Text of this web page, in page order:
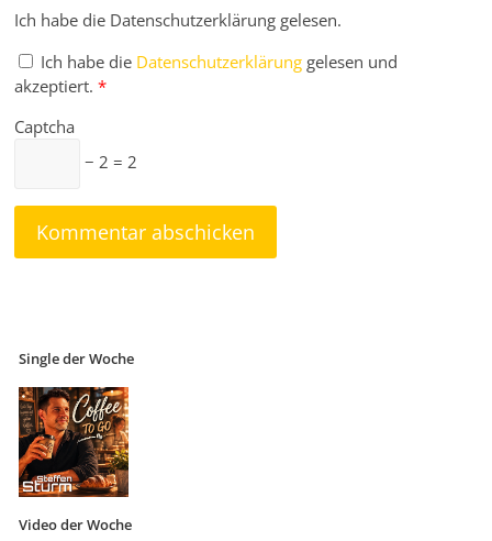
Ich habe die Datenschutzerklärung gelesen.
Ich habe die Datenschutzerklärung gelesen und
akzeptiert. *
Captcha
− 2 = 2
Single der Woche
Video der Woche